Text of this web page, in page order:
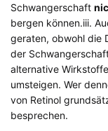
Schwangerschaft
bergen können.iii.
geraten, obwohl die
der
alternative
umsteigen. Wer
von Retinol
besprechen.